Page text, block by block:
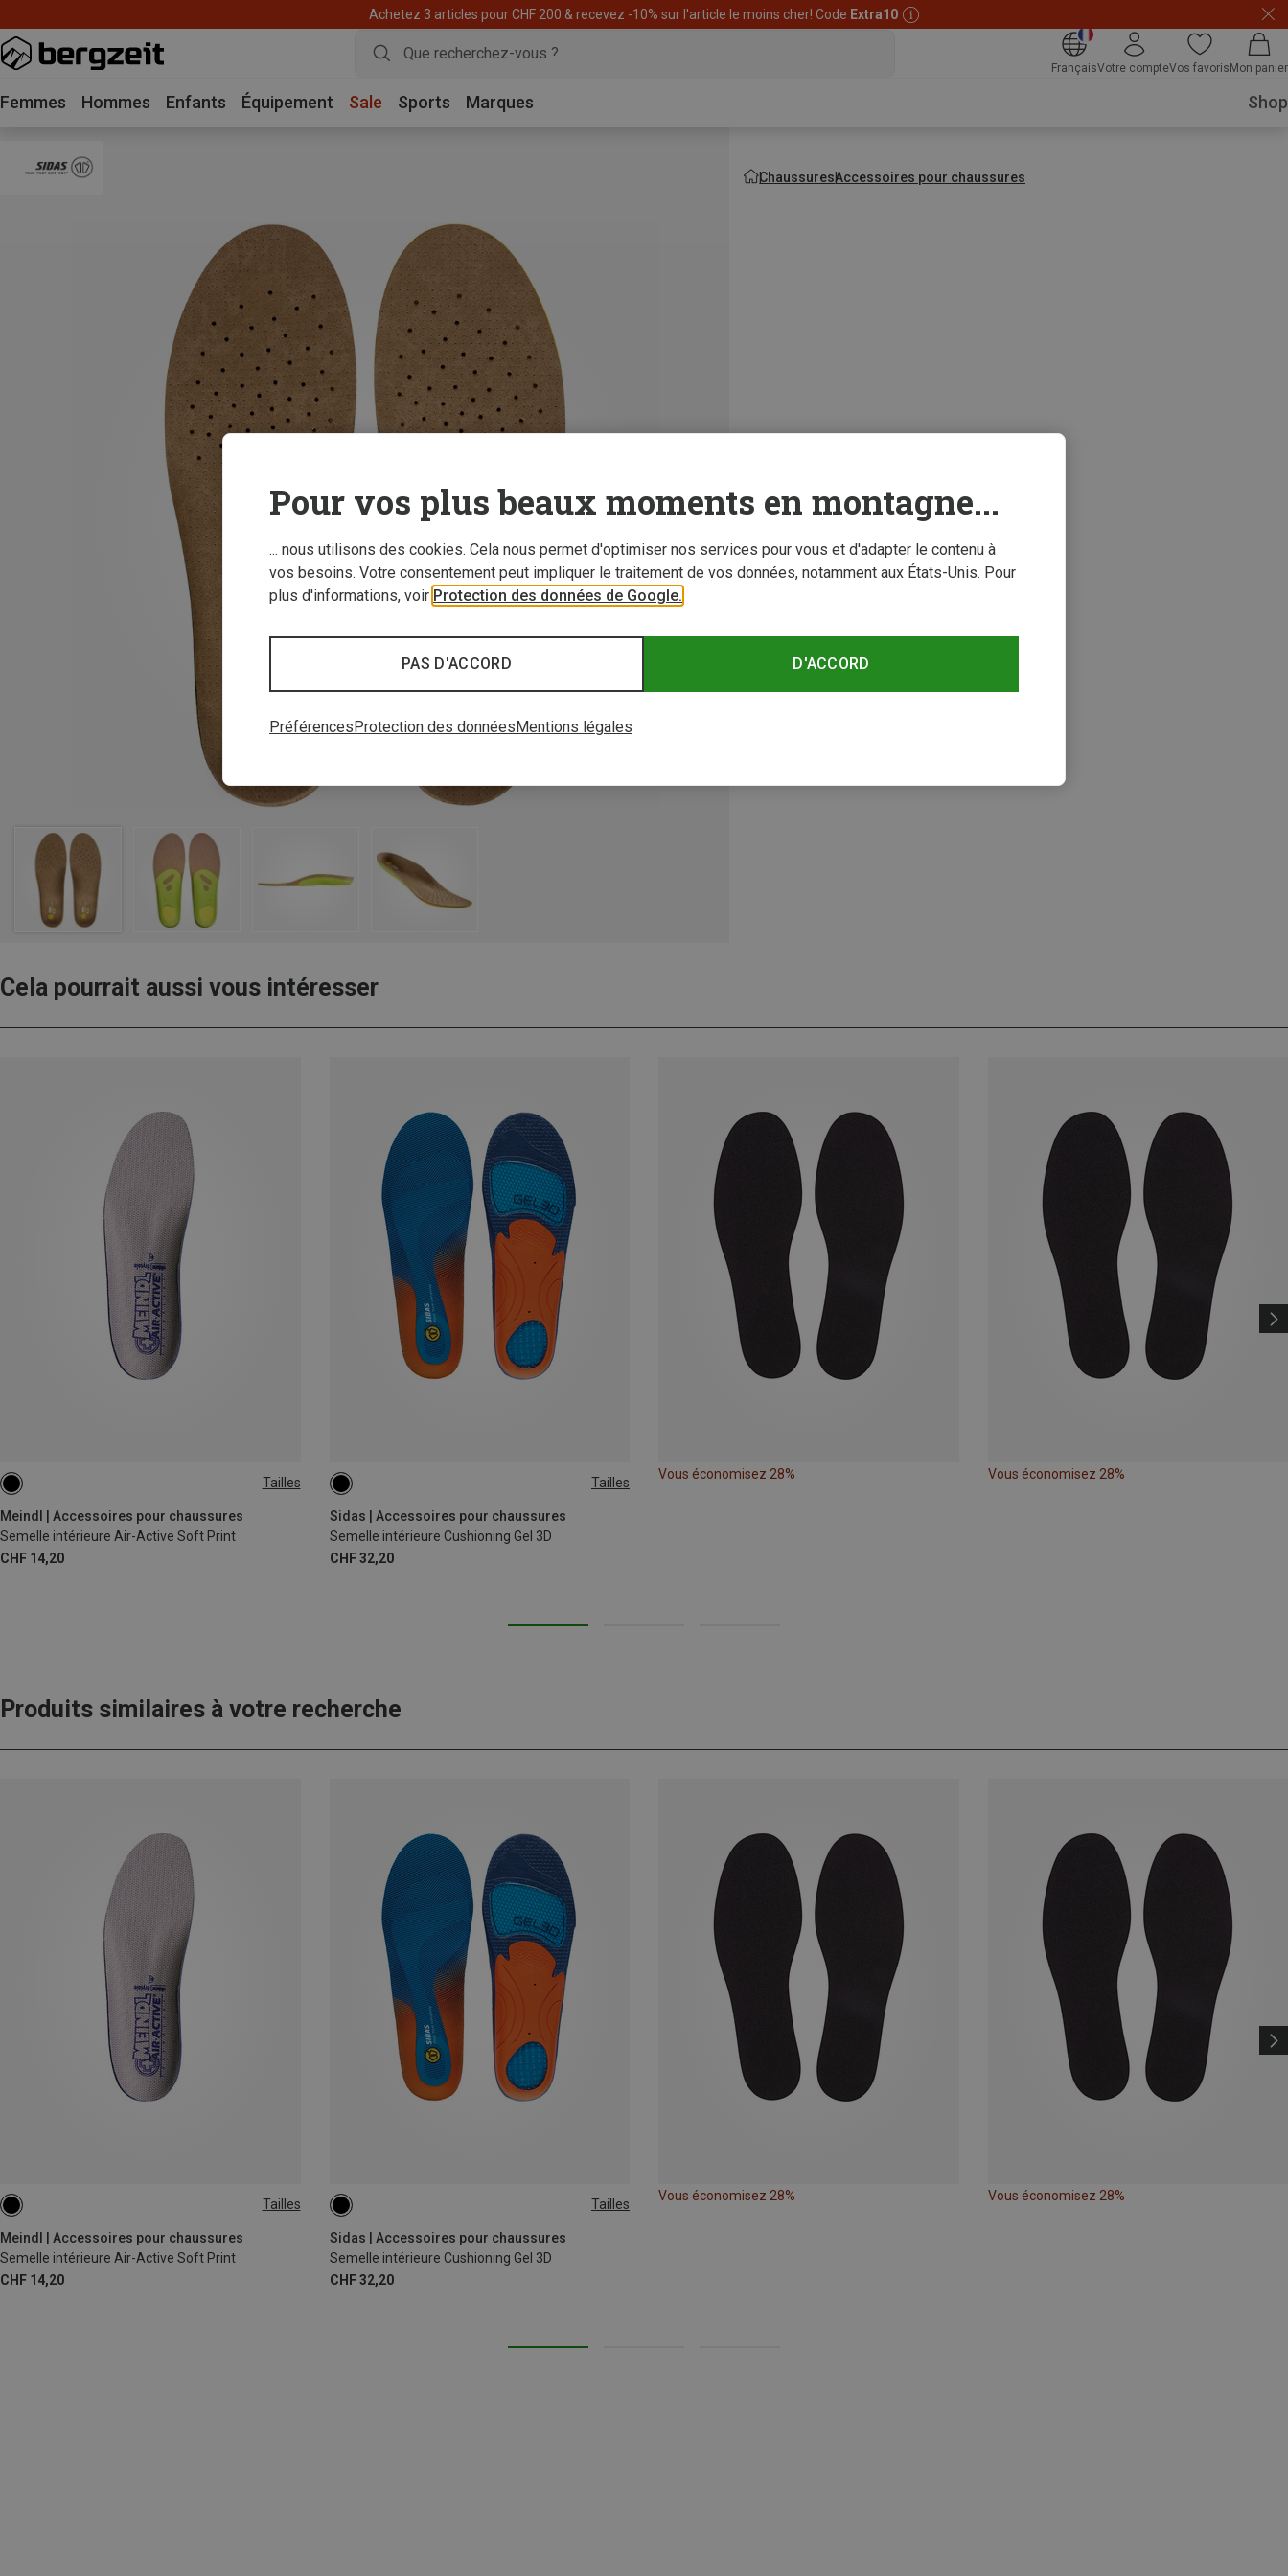
Achetez 3 articles pour CHF 200 & recevez -10% sur l'article le moins cher! Code Extra10
FrançaisVotre compteVos favoris Mon panier
Femmes Hommes Enfants Équipement Sale Sports Marques Shop
ChaussuresAccessoires pour chaussures
Cela pourrait aussi vous intéresser
Tailles
Meindl | Accessoires pour chaussures
Semelle intérieure Air-Active Soft Print
CHF 14,20
Tailles
Sidas | Accessoires pour chaussures
Semelle intérieure Cushioning Gel 3D
CHF 32,20
35|36
44|45
46|47|48
Vous économisez 28% Vous économisez 28%
Produits similaires à votre recherche
Tailles
Meindl | Accessoires pour chaussures
Semelle intérieure Air-Active Soft Print
CHF 14,20
Tailles
Sidas | Accessoires pour chaussures
Semelle intérieure Cushioning Gel 3D
CHF 32,20
35|36
44|45
46|47|48
Vous économisez 28% Vous économisez 28%
Pour vos plus beaux moments en montagne...
... nous utilisons des cookies. Cela nous permet d'optimiser nos services pour vous et d'adapter le contenu à
vos besoins. Votre consentement peut impliquer le traitement de vos données, notamment aux États-Unis. Pour
plus d'informations, voir Protection des données de Google.
D'ACCORD
PAS D'ACCORD
PréférencesProtection des donnéesMentions légales